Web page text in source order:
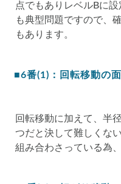
点でもありレベルBに
も典型問題ですので、
もあります。
■6番(1)：回転移動の
回転移動に加えて、半
つだと決して難しくな
組み合わさっている為